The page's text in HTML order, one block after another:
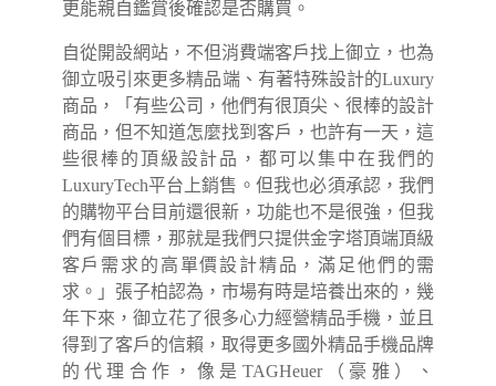
更能親自鑑賞後確認是否購買。
自從開設網站，不但消費端客戶找上御立，也為
御立吸引來更多精品端、有著特殊設計的Luxury
商品，「有些公司，他們有很頂尖、很棒的設計
商品，但不知道怎麼找到客戶，也許有一天，這
些很棒的頂級設計品，都可以集中在我們的
LuxuryTech平台上銷售。但我也必須承認，我們
的購物平台目前還很新，功能也不是很強，但我
們有個目標，那就是我們只提供金字塔頂端頂級
客戶需求的高單價設計精品，滿足他們的需
求。」張子柏認為，市場有時是培養出來的，幾
年下來，御立花了很多心力經營精品手機，並且
得到了客戶的信賴，取得更多國外精品手機品牌
的代理合作，像是TAGHeuer（豪雅）、